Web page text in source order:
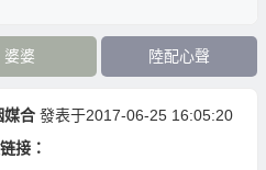
婆婆 陸配心聲
媒合 發表于2017-06-25 16:05:20
接：